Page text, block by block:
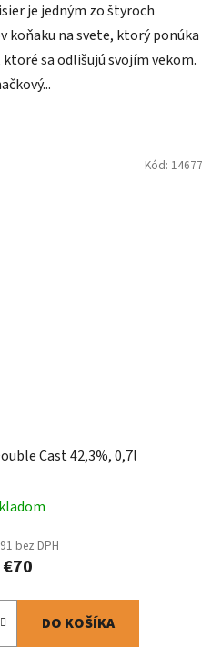
je jedným zo štyroch
koňaku na svete, ktorý ponúka
sa odlišujú svojím vekom.
Cast 42,3%, 0,7l
bez DPH
€70
DO KOŠÍKA
Kód: 14677